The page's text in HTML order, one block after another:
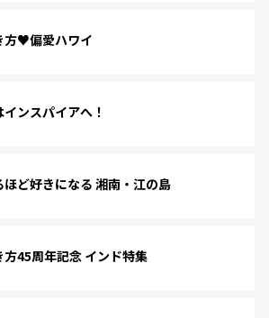
方♥偏愛ハワイ
ンスパイアへ！
ほど好きになる 湘南・江の島
方45周年記念 インド特集